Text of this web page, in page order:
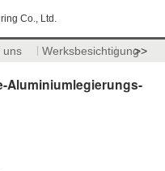
Co., Ltd.
uns Werksbesichtigung>>
Aluminiumlegierungs-